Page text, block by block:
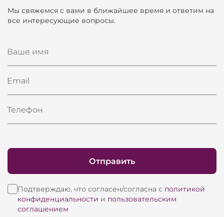
Мы свяжемся с вами в ближайшее время и ответим на
все интересующие вопросы.
Ваше имя
Email
Телефон
Подтверждаю, что согласен/согласна с политикой
конфиденциальности и пользовательским
соглашением
Отправить